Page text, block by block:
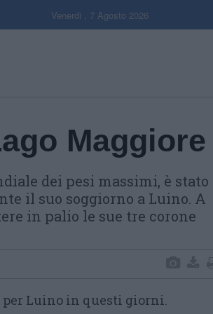
Venerdi , 7 Agosto 2026
Maggiore
dei pesi massimi, è stato
il suo soggiorno a Luino. A
in palio le sue tre corone
Luino in questi giorni.